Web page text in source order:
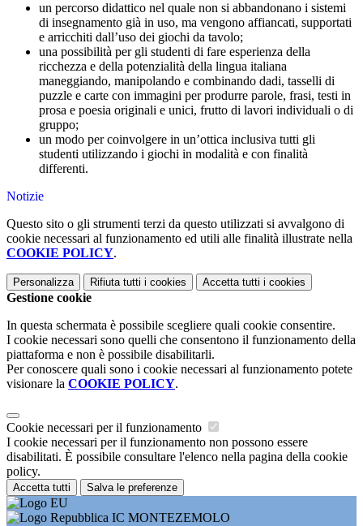
un percorso didattico nel quale non si abbandonano i sistemi
di insegnamento già in uso, ma vengono affiancati, supportati
e arricchiti dall’uso dei giochi da tavolo;
una possibilità per gli studenti di fare esperienza della
ricchezza e della potenzialità della lingua italiana
maneggiando, manipolando e combinando dadi, tasselli di
puzzle e carte con immagini per produrre parole, frasi, testi in
prosa e poesia originali e unici, frutto di lavori individuali o di
gruppo;
un modo per coinvolgere in un’ottica inclusiva tutti gli
studenti utilizzando i giochi in modalità e con finalità
differenti.
Notizie
Questo sito o gli strumenti terzi da questo utilizzati si avvalgono di
cookie necessari al funzionamento ed utili alle finalità illustrate nella
COOKIE POLICY.
Personalizza Rifiuta tutti i cookies Accetta tutti i cookies
Gestione cookie
In questa schermata è possibile scegliere quali cookie consentire.
I cookie necessari sono quelli che consentono il funzionamento della
piattaforma e non è possibile disabilitarli.
Per conoscere quali sono i cookie necessari al funzionamento potete
visionare la COOKIE POLICY.
Cookie necessari per il funzionamento
I cookie necessari per il funzionamento non possono essere
disabilitati. È possibile consultare l'elenco nella pagina della cookie
policy.
Accetta tutti Salva le preferenze
IC MONTEZEMOLO